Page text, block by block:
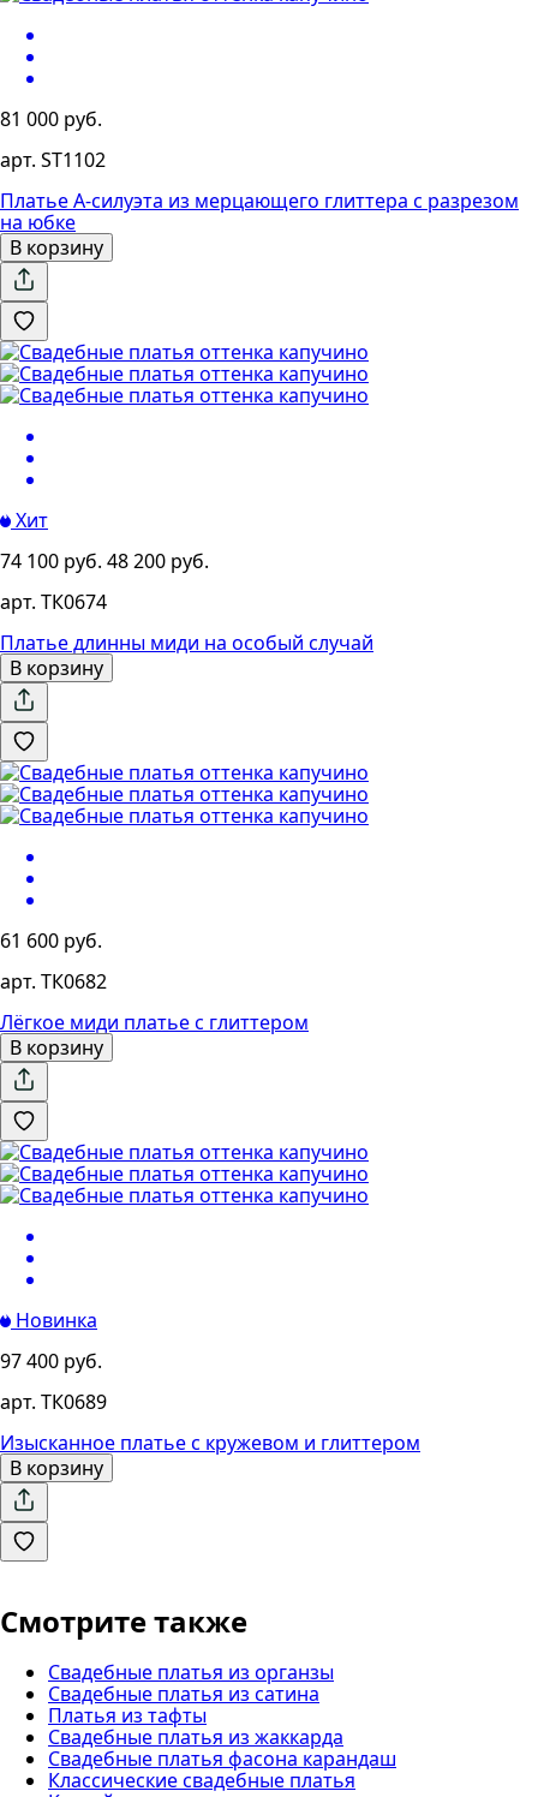
81 000 руб.
арт. ST1102
Платье А-силуэта из мерцающего глиттера с разрезом
на юбке
В корзину
Хит
74 100 руб. 48 200 руб.
арт. ТК0674
Платье длинны миди на особый случай
В корзину
61 600 руб.
арт. ТК0682
Лёгкое миди платье с глиттером
В корзину
Новинка
97 400 руб.
арт. ТК0689
Изысканное платье с кружевом и глиттером
В корзину
Смотрите также
Свадебные платья из органзы
Свадебные платья из сатина
Платья из тафты
Свадебные платья из жаккарда
Свадебные платья фасона карандаш
Классические свадебные платья